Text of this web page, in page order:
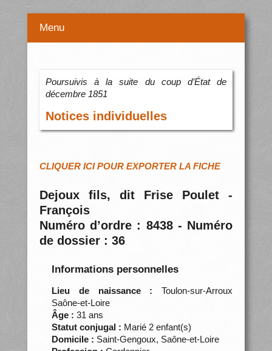
Menu
Poursuivis à la suite du coup d’État de
décembre 1851
Notices individuelles
CLIQUER ICI POUR EXPORTER LA FICHE
Dejoux fils, dit Frise Poulet -
François
Numéro d’ordre : 8438 - Numéro
de dossier : 36
Informations personnelles
Lieu de naissance : Toulon-sur-Arroux
Saône-et-Loire
Âge : 31 ans
Statut conjugal : Marié 2 enfant(s)
Domicile : Saint-Gengoux, Saône-et-Loire